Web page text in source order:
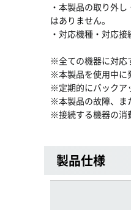
・本製品の取り外
はありません。
・対応機種・対応
※全ての機器に対応
※本製品を使用中に
※定期的にバックア
※本製品の故障、ま
※接続する機器の消
製品仕様